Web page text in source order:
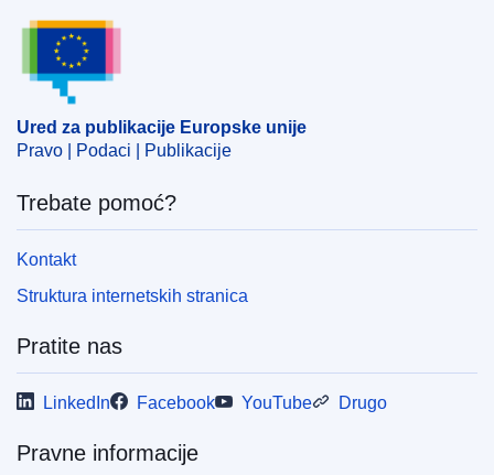
Ured za publikacije Europske unije
Ured za publikacije Europske unije
Pravo | Podaci | Publikacije
Trebate pomoć?
Kontakt
Struktura internetskih stranica
Pratite nas
LinkedIn Facebook YouTube Drugo
Pravne informacije